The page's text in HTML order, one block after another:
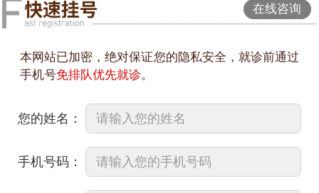
在线咨询
本网站已加密，绝对保证您的隐私安全，就诊前通过
手机号免排队优先就诊。
您的姓名：
手机号码：